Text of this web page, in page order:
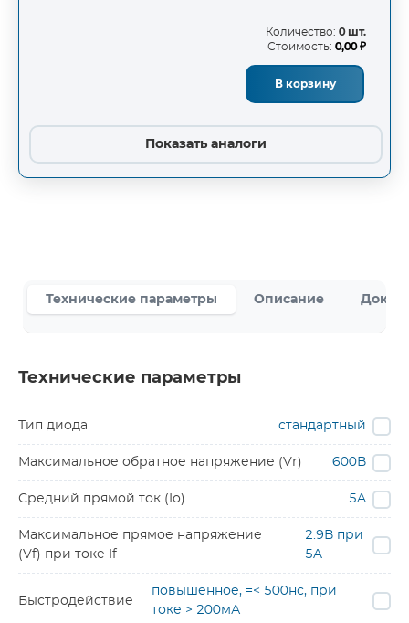
Количество: 0 шт.
Стоимость: 0,00 ₽
В корзину
Показать аналоги
Технические параметры Описание
Технические параметры
Тип диода стандартный
Максимальное обратное напряжение (Vr) 600В
Средний прямой ток (Io) 5A
Максимальное прямое напряжение
(Vf) при токе If
2.9В при
5A
Быстродействие
повышенное, =< 500нс, при
токе > 200мА